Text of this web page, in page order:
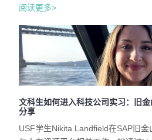
阅读更多>
文科生如何进入科技公司实习：旧
分享
USF学生Nikita Landfield在SAP旧